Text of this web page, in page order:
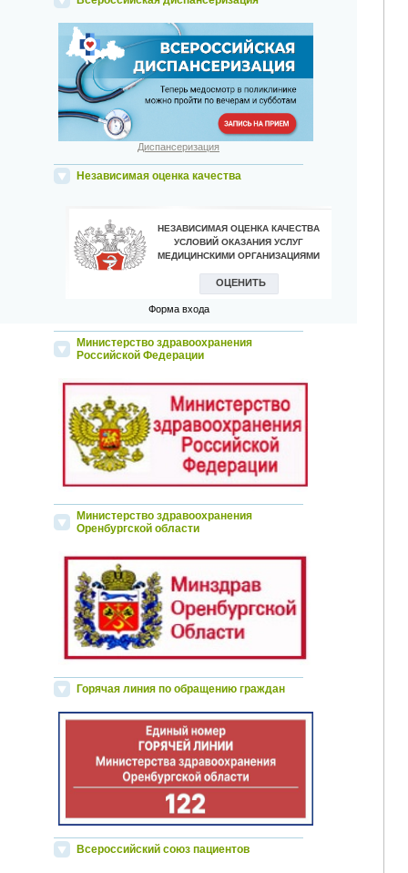
Диспансеризация
Независимая оценка качества
Форма входа
Министерство здравоохранения
Российской Федерации
Министерство здравоохранения
Оренбургской области
Горячая линия по обращению граждан
Всероссийский союз пациентов